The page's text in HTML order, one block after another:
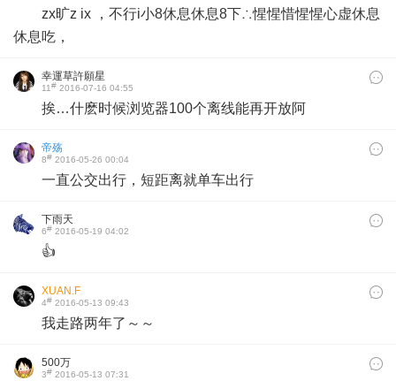
zx旷z ix ，不行i小8休息休息8下∴惺惺惜惺惺心虚休息
休息吃，
幸運草許願星
11# 2016-07-16 04:55
挨…什麽时候浏览器100个离线能再开放阿
帝殇
8# 2016-05-26 00:04
一直公交出行，短距离就单车出行
下雨天
6# 2016-05-19 04:02
👍
XUAN.F
4# 2016-05-13 09:43
我走路两年了～～
500万
3# 2016-05-13 07:31